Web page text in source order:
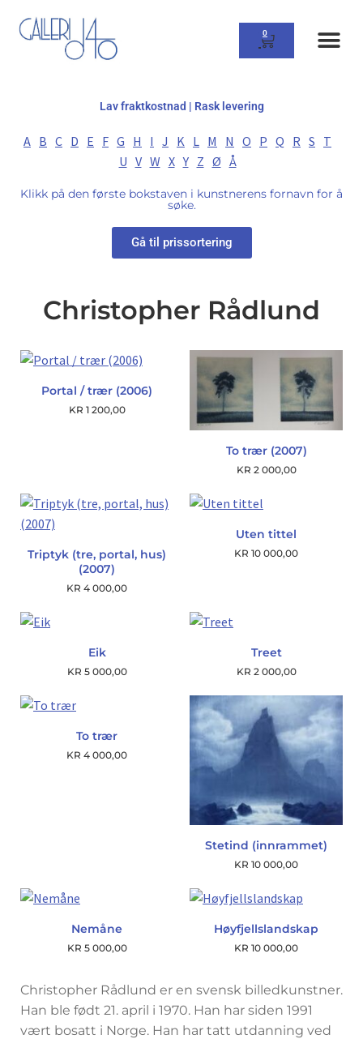
0
Lav fraktkostnad | Rask levering
A B C D E F G H I J K L M N O P Q R S T
U V W X Y Z Ø Å
Klikk på den første bokstaven i kunstnerens fornavn for å
søke.
Gå til prissortering
Christopher Rådlund
Portal / trær (2006)
KR 1 200,00
To trær (2007)
KR 2 000,00
Triptyk (tre, portal, hus)
(2007)
KR 4 000,00
Uten tittel
KR 10 000,00
Eik
KR 5 000,00
Treet
KR 2 000,00
To trær
KR 4 000,00
Stetind (innrammet)
KR 10 000,00
Nemåne
KR 5 000,00
Høyfjellslandskap
KR 10 000,00
Christopher Rådlund er en svensk billedkunstner.
Han ble født 21. april i 1970. Han har siden 1991
vært bosatt i Norge. Han har tatt utdanning ved